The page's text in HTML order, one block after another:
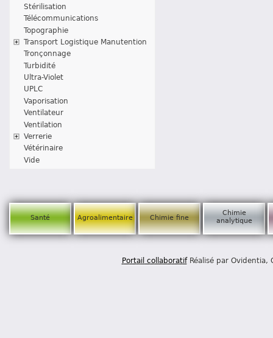
Stérilisation
Télécommunications
Topographie
Transport Logistique Manutention
Tronçonnage
Turbidité
Ultra-Violet
UPLC
Vaporisation
Ventilateur
Ventilation
Verrerie
Vétérinaire
Vide
Santé Agroalimentaire Chimie fine
Chimie
analytique
Portail collaboratifRéalisé par Ovidentia,